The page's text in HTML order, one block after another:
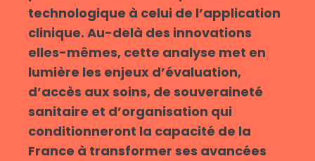
technologique à celui de l’application
clinique. Au-delà des innovations
elles-mêmes, cette analyse met en
lumière les enjeux d’évaluation,
d’accès aux soins, de souveraineté
sanitaire et d’organisation qui
conditionneront la capacité de la
France à transformer ses avancées